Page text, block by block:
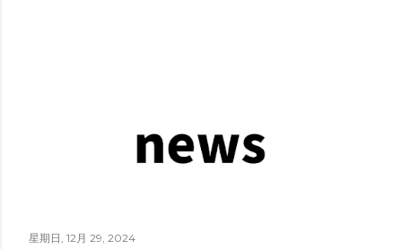
星期日, 12月 29, 2024